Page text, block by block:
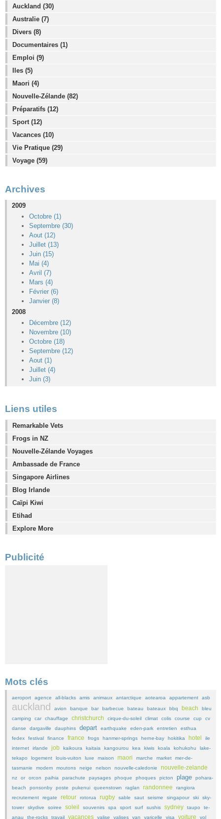
Auckland (30)
Australie (7)
Divers (8)
Documentaires (1)
Emploi (9)
Iles (5)
Maori (4)
Nouvelle-Zélande (82)
Préparatifs (12)
Sport (12)
Vacances (10)
Vie Pratique (29)
Voyage (59)
Archives
2009
Octobre (1)
Septembre (30)
Aout (12)
Juillet (13)
Juin (15)
Mai (4)
Avril (7)
Mars (4)
Février (6)
Janvier (8)
2008
Décembre (12)
Novembre (10)
Octobre (18)
Septembre (12)
Aout (1)
Juillet (4)
Juin (3)
Liens utiles
Remarkable Vets
Frogs in NZ
Nouvelle-Zélande Voyages
Ambassade de France
Singapore Airlines
Blog Irlande
Caïpi Kiwi
Etihad
Explore More
Publicité
Mots clés
aeroport agence all-blacks amis animaux antarctique aotearoa appartement asb
auckland avion banque bar barbecue bateau bateaux bbq beach
bleu
camping
car chauffage christchurch cirque-du-soleil climat colis course cup
cv
danse
dargaville dauphins depart earthquake eden-park entretien
esthua
fedex
festival finance france frogs hanmer-springs herne-bay hokitika hotel
ile
internet
irlande job kaikoura kaitaia kangourou kea kiwis koala kohukohu
lake-
tekapo
logement louis-vuiton luxe maison maori marche market
mer-de-
tasmanie
modem moutons neige nelson nouvelle-caledonie nouvelle-zelande
nz or orcon paihia parachute paysages phoque phoques picton plage
pohara-
beach
ponsonby poste pukenui queenstown raglan randonnee
rangiora
recrutement
regate retour rotorua rugby sable saut seisme singapour ski
sky-
tower
skydive soiree soleil souvenirs spa sport surf sushis sydney taupo
te-
anau
the-rocks travail vacances valise valises van varicelle visa voiture vol